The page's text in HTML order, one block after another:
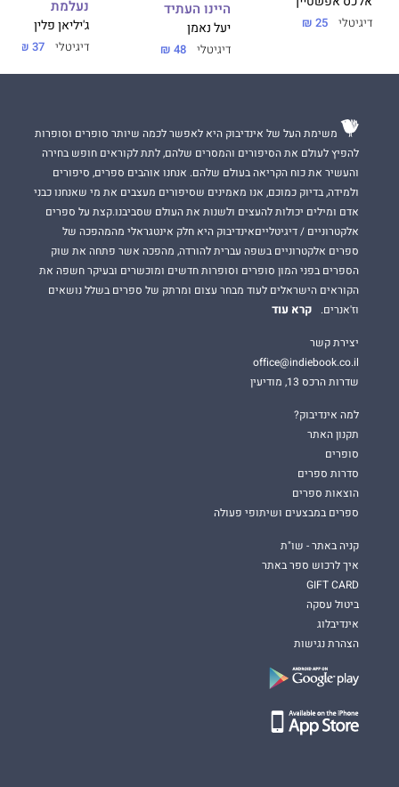
דיגיטלי 25 ₪
היינו העתיד
יעל נאמן
דיגיטלי 48 ₪
נעלמת
ג'יליאן פלין
דיגיטלי 37 ₪
משימת העל של אינדיבוק היא לאפשר לכמה שיותר סופרים וסופרות
להפיץ לעולם את הסיפורים והמסרים שלהם, לתת לקוראים חופש בחירה
והעשיר את כוח הקריאה בעולם שלהם. אנחנו אוהבים ספרים, סיפורים
ולמידה, בדיוק כמוכם, אנו מאמינים שסיפורים מעצבים את מי שאנחנו כבני
אדם ומילים יכולות להעצים ולשנות את העולם שסביבנו.קצת על ספרים
אלקטרוניים / דיגיטלייםאינדיבוק היא חלק אינטגראלי מהמהפכה של
ספרים אלקטרוניים בשפה עברית להורדה, מהפכה אשר פתחה את שוק
הספרים בפני המון סופרים וסופרות חדשים ומוכשרים ובעיקר חשפה את
הקוראים הישראלים לעוד מבחר עצום ומרתק של ספרים בשלל נושאים
וז'אנרים.
קרא עוד
יצירת קשר
office@indiebook.co.il
שדרות הרכס 13, מודיעין
למה אינדיבוק?
תקנון האתר
סופרים
סדרות ספרים
הוצאות ספרים
ספרים במבצעים ושיתופי פעולה
קניה באתר - שו"ת
איך לרכוש ספר באתר
GIFT CARD
ביטול עסקה
אינדיבלוג
הצהרת נגישות